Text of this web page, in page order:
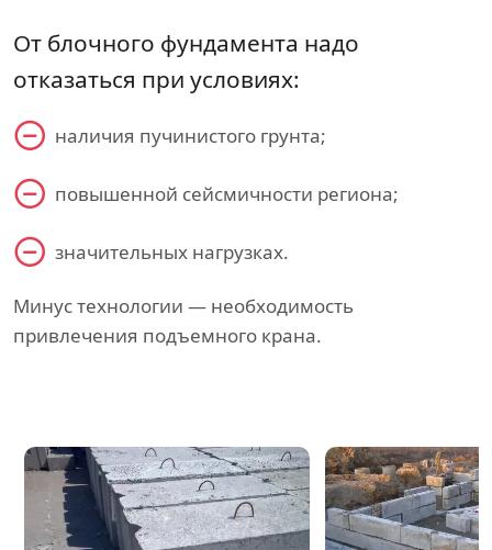
От блочного фундамента надо
отказаться при условиях:
наличия пучинистого грунта;
повышенной сейсмичности региона;
значительных нагрузках.
Минус технологии — необходимость
привлечения подъемного крана.